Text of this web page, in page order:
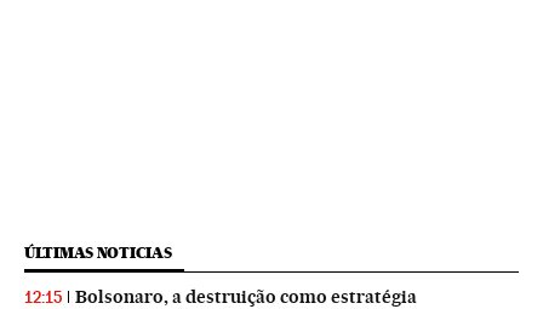
ÚLTIMAS NOTICIAS
12:15 Bolsonaro, a destruição como estratégia